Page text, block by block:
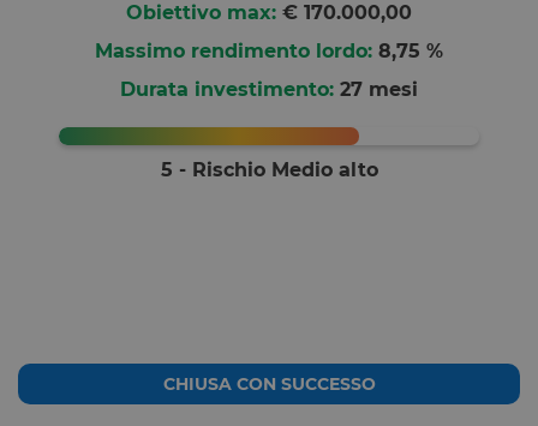
Obiettivo max: € 170.000,00
Massimo rendimento lordo: 8,75 %
Durata investimento: 27 mesi
5 - Rischio Medio alto
CHIUSA CON SUCCESSO